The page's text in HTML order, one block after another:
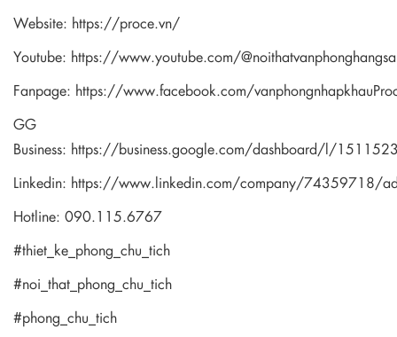
Website: https://proce.vn/
Youtube: https://www.youtube.com/
Fanpage: https://www.facebook.com/
GG
Business: https://business.google.com/dashboard/l/
Linkedin: https://www.linkedin.com/company/74359718/
Hotline: 090.115.6767
#thiet_ke_phong_chu_tich
#noi_that_phong_chu_tich
#phong_chu_tich